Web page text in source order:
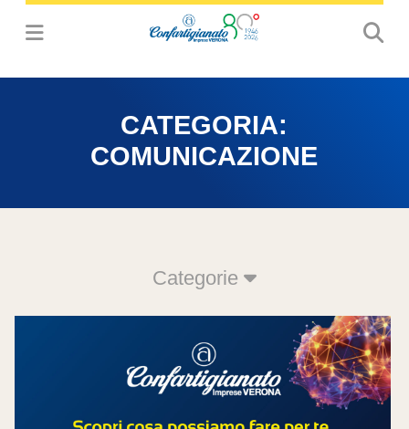
CATEGORIA:
COMUNICAZIONE
Categorie